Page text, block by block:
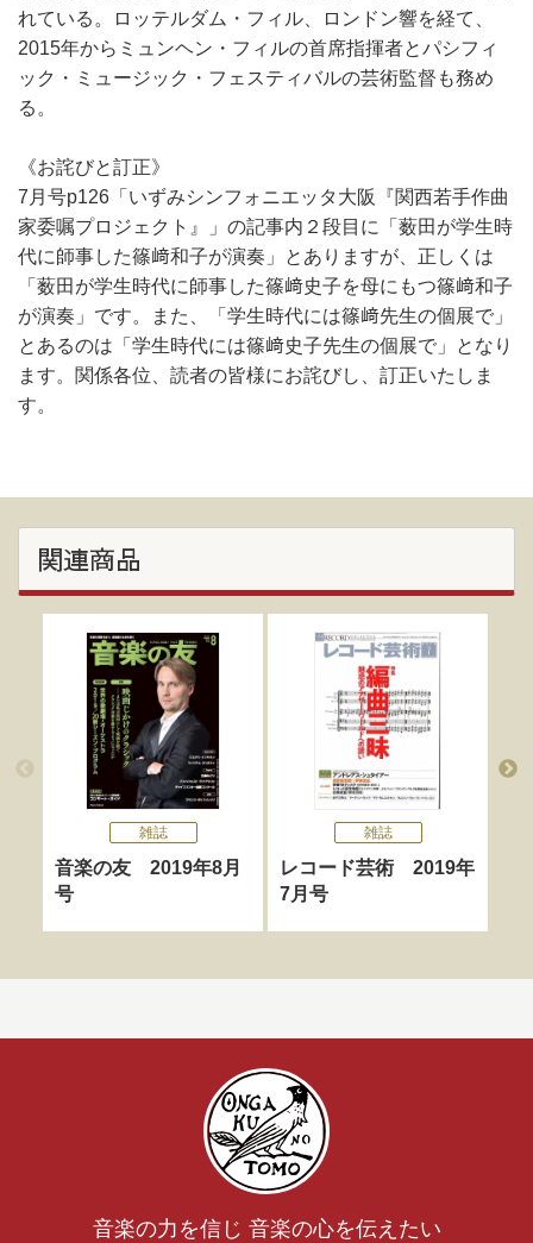
れている。ロッテルダム・フィル、ロンドン響を経て、
2015年からミュンヘン・フィルの首席指揮者とパシフィ
ック・ミュージック・フェスティバルの芸術監督も務め
る。
《お詫びと訂正》
7月号p126「いずみシンフォニエッタ大阪『関西若手作曲
家委嘱プロジェクト』」の記事内２段目に「薮田が学生時
代に師事した篠﨑和子が演奏」とありますが、正しくは
「薮田が学生時代に師事した篠﨑史子を母にもつ篠﨑和子
が演奏」です。また、「学生時代には篠﨑先生の個展で」
とあるのは「学生時代には篠﨑史子先生の個展で」となり
ます。関係各位、読者の皆様にお詫びし、訂正いたしま
す。
関連商品
雑誌
音楽の友 2019年8月
号
雑誌
レコード芸術 2019年
7月号
音楽の力を信じ 音楽の心を伝えたい